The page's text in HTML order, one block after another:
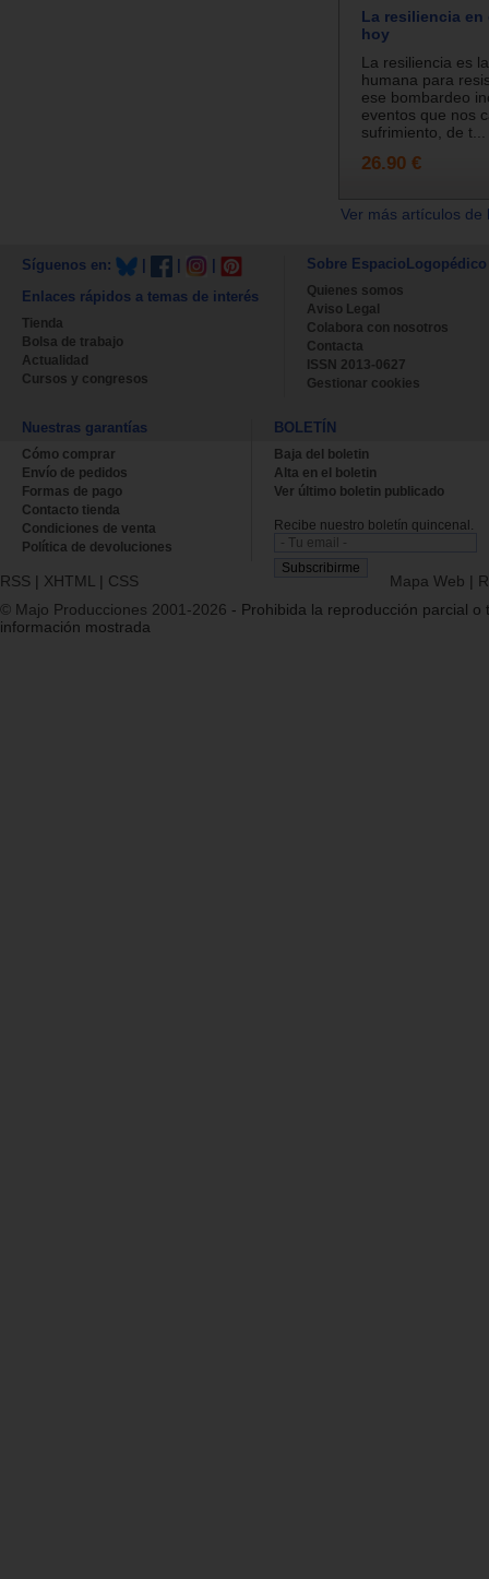
La resiliencia en
hoy
La resiliencia es
humana para
ese bombardeo
eventos que nos
sufrimiento, de t...
26.90 €
Ver más artículos
Síguenos en:
Enlaces rápidos a temas de interés
Tienda
Bolsa de trabajo
Actualidad
Cursos y congresos
Sobre EspacioLogopédico
Quienes somos
Aviso Legal
Colabora con nosotros
Contacta
ISSN 2013-0627
Gestionar cookies
Nuestras garantías
Cómo comprar
Envío de pedidos
Formas de pago
Contacto tienda
Condiciones de venta
Política de devoluciones
BOLETÍN
Baja del boletin
Alta en el boletin
Ver último boletin publicado
Recibe nuestro boletín quincenal.
RSS | XHTML | CSS Mapa Web |
© Majo Producciones 2001-2026 - Prohibida la reproducción parcial o
información mostrada